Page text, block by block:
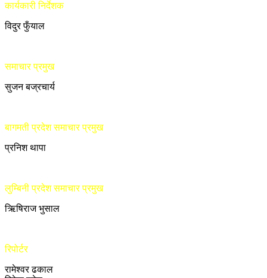
कार्यकारी निर्देशक
विदुर फुँयाल
समाचार प्रमुख
सुजन बज्रचार्य
बागमती प्रदेश समाचार प्रमुख
प्रनिश थापा
लुम्बिनी प्रदेश समाचार प्रमुख
ऋिषिराज भुसाल
रिपोर्टर
रामेश्वर ढकाल